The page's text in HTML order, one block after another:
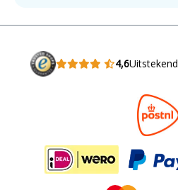
4,6Uitstekend